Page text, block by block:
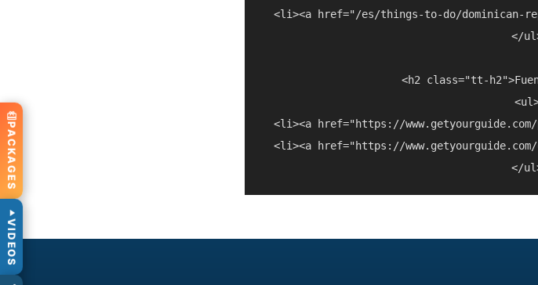
<li><a href="/es/things-to-do/dominican-
</
<h2 class="tt-
<li><a href="https://
<li><a href="https://
PACKAGES
VIDEOS